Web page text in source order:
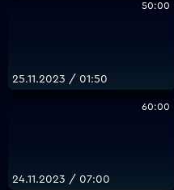
50:00
25.11.2023 / 01:50
60:00
24.11.2023 / 07:00